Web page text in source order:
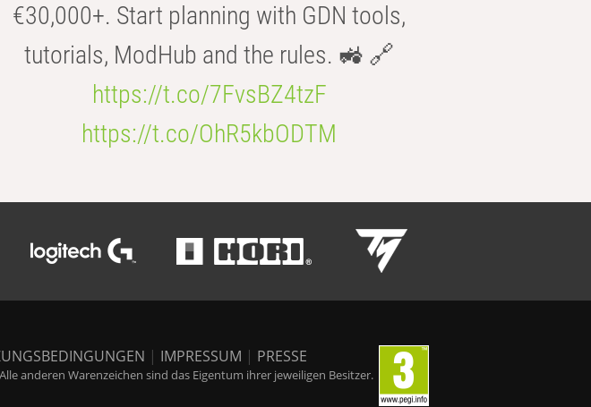
€30,000+. Start planning with GDN tools,
tutorials, ModHub and the rules. 🚜 🔗
https://t.co/7FvsBZ4tzF
https://t.co/OhR5kbODTM
| IMPRESSUM | PRESSE
anderen Warenzeichen sind das Eigentum ihrer jeweiligen Besitzer.